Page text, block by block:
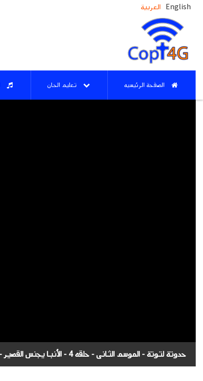
English العربية
الصفحة الرئيسيه تعليم الحان
حدوتة لتوتة - الموسم الثانى - حلقه 4 - الأنبا يجنس القصير - قناة كوجى القبطية الإرثوذكسية للاطفال